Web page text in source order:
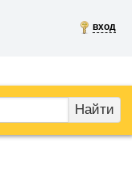
вход
Найти